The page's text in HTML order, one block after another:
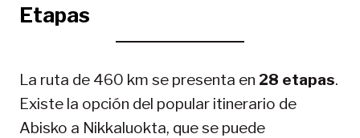
Etapas
La ruta de 460 km se presenta en 28 etapas.
Existe la opción del popular itinerario de
Abisko a Nikkaluokta, que se puede